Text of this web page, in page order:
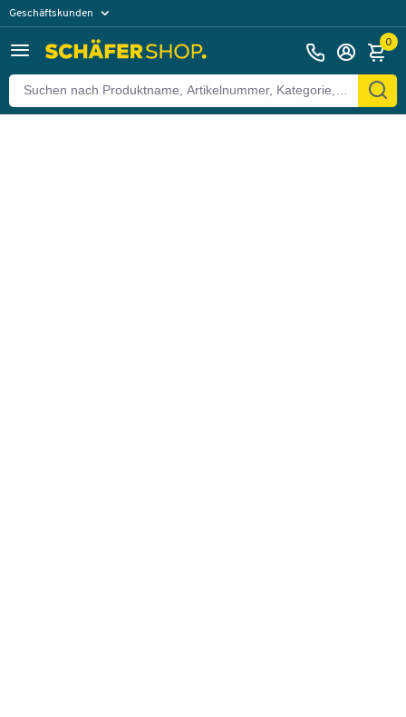
Geschäftskunden
0
Zurück